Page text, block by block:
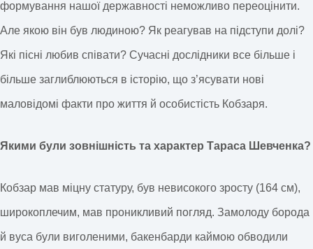
формування нашої державності неможливо переоцінити.
Але якою він був людиною? Як реагував на підступи долі?
Які пісні любив співати? Сучасні дослідники все більше і
більше заглиблюються в історію, що з’ясувати нові
маловідомі факти про життя й особистість Кобзаря.
Якими були зовнішність та характер Тараса Шевченка?
Кобзар мав міцну статуру, був невисокого зросту (164 см),
широкоплечим, мав проникливий погляд. Замолоду борода
й вуса були виголеними, бакенбарди каймою обводили